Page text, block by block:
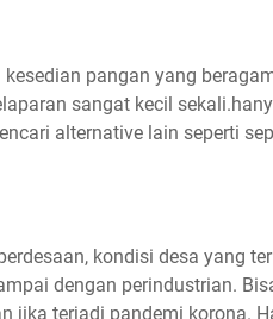
pangan yang
sangat kecil
alternative lain seperti
kondisi desa yang
dengan perindustrian.
jika terjadi pandemi korona.